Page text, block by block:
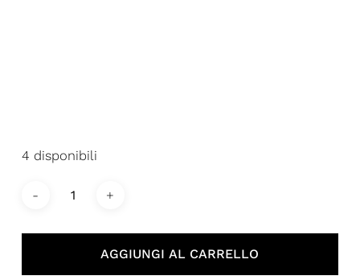
4 disponibili
AGGIUNGI AL CARRELLO